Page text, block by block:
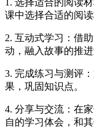
课中选择合适的阅读
2. 互动式学习：借
动，融入故事的推
3. 完成练习与测评
果，巩固知识点。
4. 分享与交流：在
自的学习体会，和